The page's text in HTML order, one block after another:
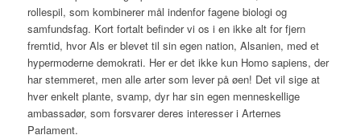
rollespil, som kombinerer mål indenfor fagene biologi og
samfundsfag. Kort fortalt befinder vi os i en ikke alt for fjern
fremtid, hvor Als er blevet til sin egen nation, Alsanien, med et
hypermoderne demokrati. Her er det ikke kun Homo sapiens, der
har stemmeret, men alle arter som lever på øen! Det vil sige at
hver enkelt plante, svamp, dyr har sin egen menneskellige
ambassadør, som forsvarer deres interesser i Arternes
Parlament.